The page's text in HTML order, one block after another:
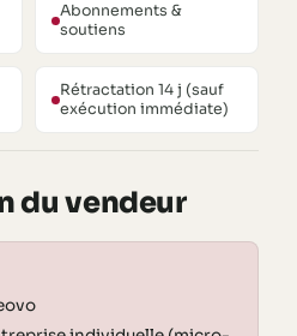
Abonnements &
soutiens
Rétractation 14 j (sauf
exécution immédiate)
du vendeur